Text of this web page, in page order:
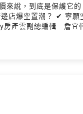
來說，到底是保護它
賣房嗎？ 即日起至